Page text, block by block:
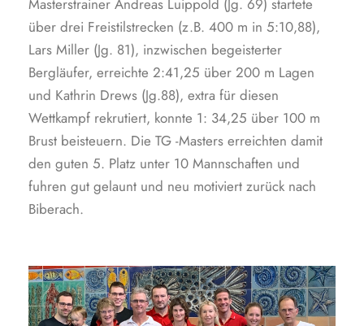
über drei Freistilstrecken (z.B. 400 m in 5:10,88),
Lars Miller (Jg. 81), inzwischen begeisterter
Bergläufer, erreichte 2:41,25 über 200 m Lagen
und Kathrin Drews (Jg.88), extra für diesen
Wettkampf rekrutiert, konnte 1: 34,25 über 100 m
Brust beisteuern. Die TG -Masters erreichten damit
den guten 5. Platz unter 10 Mannschaften und
fuhren gut gelaunt und neu motiviert zurück nach
Biberach.